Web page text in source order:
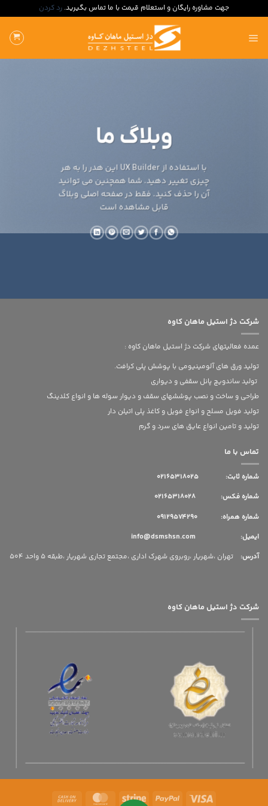
جهت مشاوره رایگان و استعلام قیمت با ما تماس بگیرید. رد کردن
محتوا
بروید
وبلاگ ما
با استفاده از UX Builder این هدر را به هر
چیزی تغییر دهید. شما همچنین می توانید
آن را حذف کنید. فقط در صفحه اصلی وبلاگ
قابل مشاهده است
شرکت دژ استیل ماهان کاوه
عمده فعالیتهای شرکت دژ استیل ماهان کاوه :
تولید ورق های آلومینیومی با پوشش پلی کرافت.
تولید ساندویچ پانل سقفی و دیواری
طراحی و ساخت و نصب پوششهای سقف و دیوار سوله ها و انواع کلدینگ
تولید فویل مسلح و انواع فویل و کاغذ پلی اتیلن دار
تولید و تامین انواع عایق های سرد و گرم
تماس با ما
شماره ثابت:
شماره فکس: 02165318028
شماره همراه: 09129574290
ایمیل: info@dsmshsn.com
آدرس: تهران ،شهریار ،روبروی شهرک اداری ،مجتمع تجاری شهریار ،طبقه 5 واحد 504
شرکت دژ استیل ماهان کاوه